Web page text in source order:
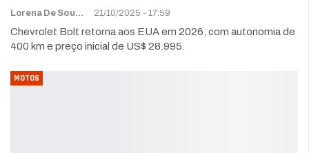
Lorena De Sousa 21/10/2025 - 17:59
Chevrolet Bolt retorna aos EUA em 2026, com autonomia de
400 km e preço inicial de US$ 28.995.
MOTOS